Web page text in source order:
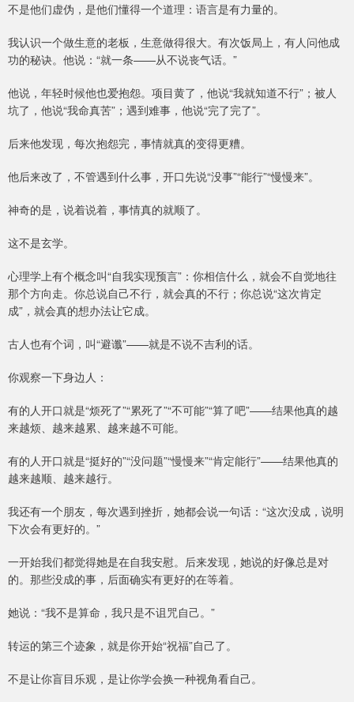
不是他们虚伪，是他们懂得一个道理：语言是有力量的。
我认识一个做生意的老板，生意做得很大。有次饭局上，有人问他成
功的秘诀。他说：“就一条——从不说丧气话。”
他说，年轻时候他也爱抱怨。项目黄了，他说“我就知道不行”；被人
坑了，他说“我命真苦”；遇到难事，他说“完了完了”。
后来他发现，每次抱怨完，事情就真的变得更糟。
他后来改了，不管遇到什么事，开口先说“没事”“能行”“慢慢来”。
神奇的是，说着说着，事情真的就顺了。
这不是玄学。
心理学上有个概念叫“自我实现预言”：你相信什么，就会不自觉地往
那个方向走。你总说自己不行，就会真的不行；你总说“这次肯定
成”，就会真的想办法让它成。
古人也有个词，叫“避谶”——就是不说不吉利的话。
你观察一下身边人：
有的人开口就是“烦死了”“累死了”“不可能”“算了吧”——结果他真的越
来越烦、越来越累、越来越不可能。
有的人开口就是“挺好的”“没问题”“慢慢来”“肯定能行”——结果他真的
越来越顺、越来越行。
我还有一个朋友，每次遇到挫折，她都会说一句话：“这次没成，说明
下次会有更好的。”
一开始我们都觉得她是在自我安慰。后来发现，她说的好像总是对
的。那些没成的事，后面确实有更好的在等着。
她说：“我不是算命，我只是不诅咒自己。”
转运的第三个迹象，就是你开始“祝福”自己了。
不是让你盲目乐观，是让你学会换一种视角看自己。